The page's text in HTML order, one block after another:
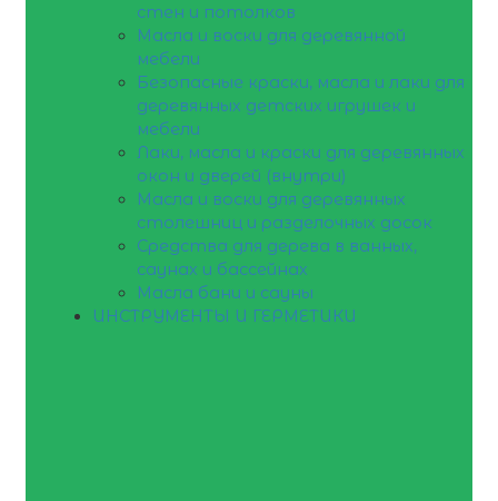
стен и потолков
Масла и воски для деревянной
мебели
Безопасные краски, масла и лаки для
деревянных детских игрушек и
мебели
Лаки, масла и краски для деревянных
окон и дверей (внутри)
Масла и воски для деревянных
столешниц и разделочных досок
Средства для дерева в ванных,
саунах и бассейнах
Масла бани и сауны
ИНСТРУМЕНТЫ И ГЕРМЕТИКИ